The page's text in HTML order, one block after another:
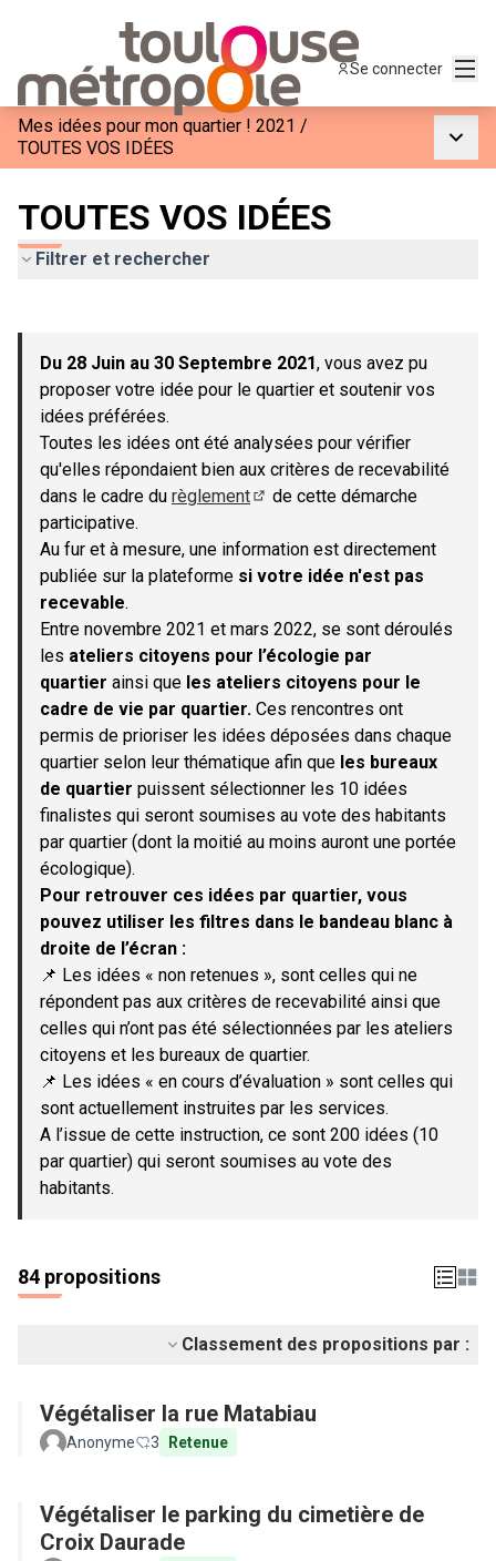
Se connecter
Mes idées pour mon quartier ! 2021 /
TOUTES VOS IDÉES
TOUTES VOS IDÉES
Filtrer et rechercher
−
Du 28 Juin au 30 Septembre 2021, vous avez pu
proposer votre idée pour le quartier et soutenir vos
idées préférées.
Toutes les idées ont été analysées pour vérifier
qu'elles répondaient bien aux critères de recevabilité
dans le cadre du règlement
de cette démarche
participative.
Au fur et à mesure, une information est directement
publiée sur la plateforme si votre idée n'est pas
recevable.
Entre novembre 2021 et mars 2022, se sont déroulés
les ateliers citoyens pour l’écologie par
quartier ainsi que les ateliers citoyens pour le
cadre de vie par quartier. Ces rencontres ont
permis de prioriser les idées déposées dans chaque
quartier selon leur thématique afin que les bureaux
de quartier puissent sélectionner les 10 idées
finalistes qui seront soumises au vote des habitants
par quartier (dont la moitié au moins auront une portée
écologique).
Pour retrouver ces idées par quartier, vous
pouvez utiliser les filtres dans le bandeau blanc à
droite de l’écran :
📌 Les idées « non retenues », sont celles qui ne
répondent pas aux critères de recevabilité ainsi que
celles qui n’ont pas été sélectionnées par les ateliers
citoyens et les bureaux de quartier.
📌 Les idées « en cours d’évaluation » sont celles qui
sont actuellement instruites par les services.
A l’issue de cette instruction, ce sont 200 idées (10
par quartier) qui seront soumises au vote des
habitants.
84 propositions
Classement des propositions par :
Végétaliser la rue Matabiau
Anonyme 3 Retenue
Végétaliser le parking du cimetière de
Croix Daurade